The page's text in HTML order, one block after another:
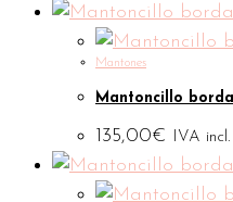
Mantones
Mantoncillo
135,00€ IVA incl.